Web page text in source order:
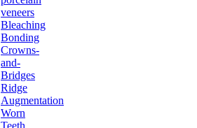
veneers
Bleaching
Bonding
Crowns-
and-
Bridges
Ridge
Augmentation
Worn
Teeth